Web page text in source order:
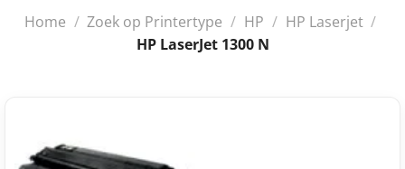
Home / Zoek op Printertype / HP / HP Laserjet /
HP LaserJet 1300 N